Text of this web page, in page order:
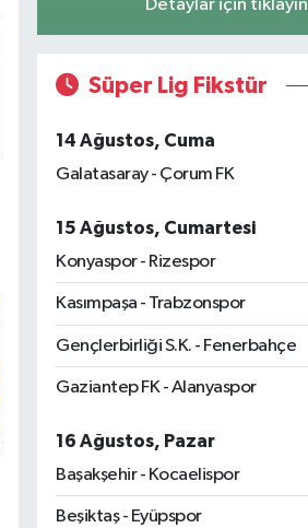
Detaylar için tıklayın
Süper Lig Fikstür
14 Ağustos, Cuma
Galatasaray - Çorum FK
15 Ağustos, Cumartesi
Konyaspor - Rizespor
Kasımpaşa - Trabzonspor
Gençlerbirliği S.K. - Fenerbahçe
Gaziantep FK - Alanyaspor
16 Ağustos, Pazar
Başakşehir - Kocaelispor
Beşiktaş - Eyüpspor